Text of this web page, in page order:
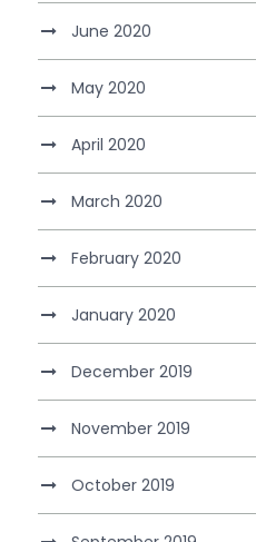
June 2020
May 2020
April 2020
March 2020
February 2020
January 2020
December 2019
November 2019
October 2019